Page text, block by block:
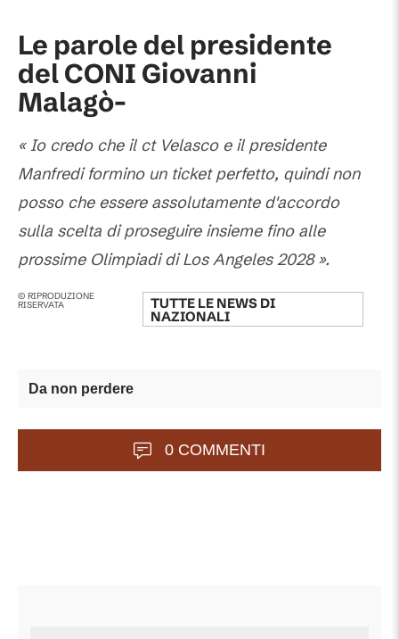
Le parole del presidente
del CONI Giovanni
Malagò-
«Io credo che il ct Velasco e il presidente
Manfredi formino un ticket perfetto, quindi non
posso che essere assolutamente d'accordo
sulla scelta di proseguire insieme fino alle
prossime Olimpiadi di Los Angeles 2028».
© RIPRODUZIONE
RISERVATA TUTTE LE NEWS DI
NAZIONALI
Da non perdere
0 COMMENTI